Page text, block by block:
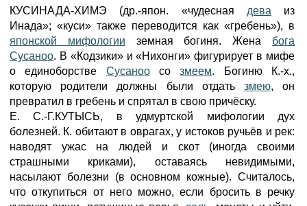
КУСИНАДА-ХИМЭ (др.-япон. «чудесная дева из
Инада»; «куси» также переводится как «гребень»), в
японской мифологии земная богиня. Жена бога
Сусаноо. В «Кодзики» и «Нихонги» фигурирует в мифе
о единоборстве Сусаноосозмеем. Богиню К.-х.,
которую родители должны были отдать змею, он
превратил в гребень и спрятал в свою причёску.
Е. С.-Г.КУТЫСЬ, в удмуртской мифологии дух
болезней. К. обитают в оврагах, у истоков ручьёв и рек:
наводят ужас на людей и скот (иногда своими
страшными криками), оставаясь невидимыми,
насылают болезни (в основном кожные). Считалось,
что откупиться от него можно, если бросить в речку